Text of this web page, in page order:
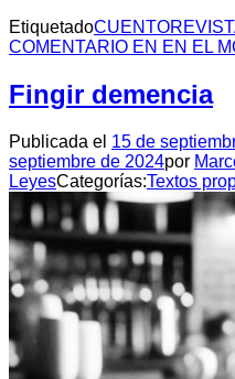
EtiquetadoCUENTO
COMENTARIO EN EN EL
Fingir demencia
Publicada el 15 de
septiembre de 2024por
LeyesCategorías:Textos